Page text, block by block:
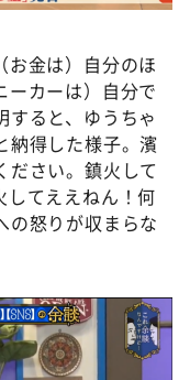
お金は）自分のほ
ーカーは）自分で
すると、ゆうちゃ
納得した様子。濱
ださい。鎮火して
してええねん！何
の怒りが収まらな